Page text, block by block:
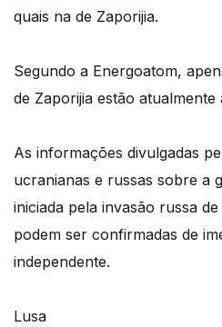
quais na de Zaporijia.
Segundo a Energoatom,
de Zaporijia estão atualmente
As informações divulgadas
ucranianas e russas sobre a
iniciada pela invasão russa
podem ser confirmadas de
independente.
Lusa